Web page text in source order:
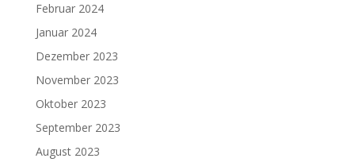
Februar 2024
Januar 2024
Dezember 2023
November 2023
Oktober 2023
September 2023
August 2023